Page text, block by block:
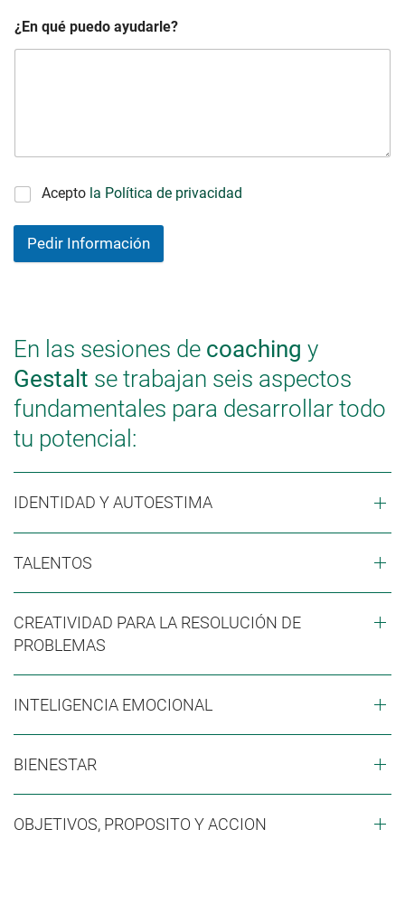
¿En qué puedo ayudarle?
Acepto la Política de privacidad
Pedir Información
En las sesiones de coaching y
Gestalt se trabajan seis aspectos
fundamentales para desarrollar todo
tu potencial:
IDENTIDAD Y AUTOESTIMA
TALENTOS
CREATIVIDAD PARA LA RESOLUCIÓN DE
PROBLEMAS
INTELIGENCIA EMOCIONAL
BIENESTAR
OBJETIVOS, PROPOSITO Y ACCION